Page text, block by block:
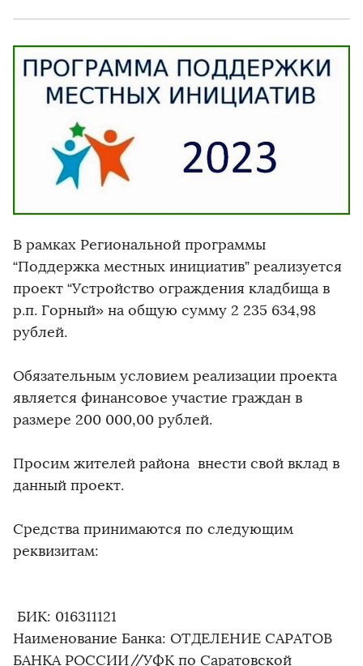
В рамках Региональной программы
“Поддержка местных инициатив” реализуется
проект “Устройство ограждения кладбища в
р.п. Горный» на общую сумму 2 235 634,98
рублей.
Обязательным условием реализации проекта
является финансовое участие граждан в
размере 200 000,00 рублей.
Просим жителей района внести свой вклад в
данный проект.
Средства принимаются по следующим
реквизитам:
БИК: 016311121
Наименование Банка: ОТДЕЛЕНИЕ САРАТОВ
БАНКА РОССИИ//УФК по Саратовской